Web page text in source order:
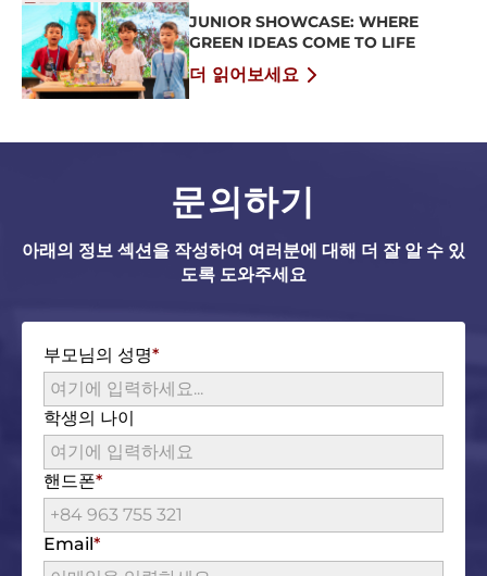
JUNIOR SHOWCASE: WHERE
GREEN IDEAS COME TO LIFE
더 읽어보세요
문의하기
아래의 정보 섹션을 작성하여 여러분에 대해 더 잘 알 수 있
도록 도와주세요
부모님의 성명
학생의 나이
핸드폰
Email